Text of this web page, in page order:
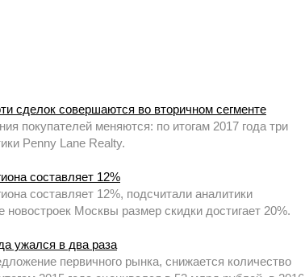
сделок совершаются во вторичном сегменте
покупателей меняются: по итогам 2017 года три
Penny Lane Realty.
составляет 12%
составляет 12%, подсчитали аналитики
Москвы размер скидки достигает 20%.
ужался в два раза
первичного рынка, снижается количество